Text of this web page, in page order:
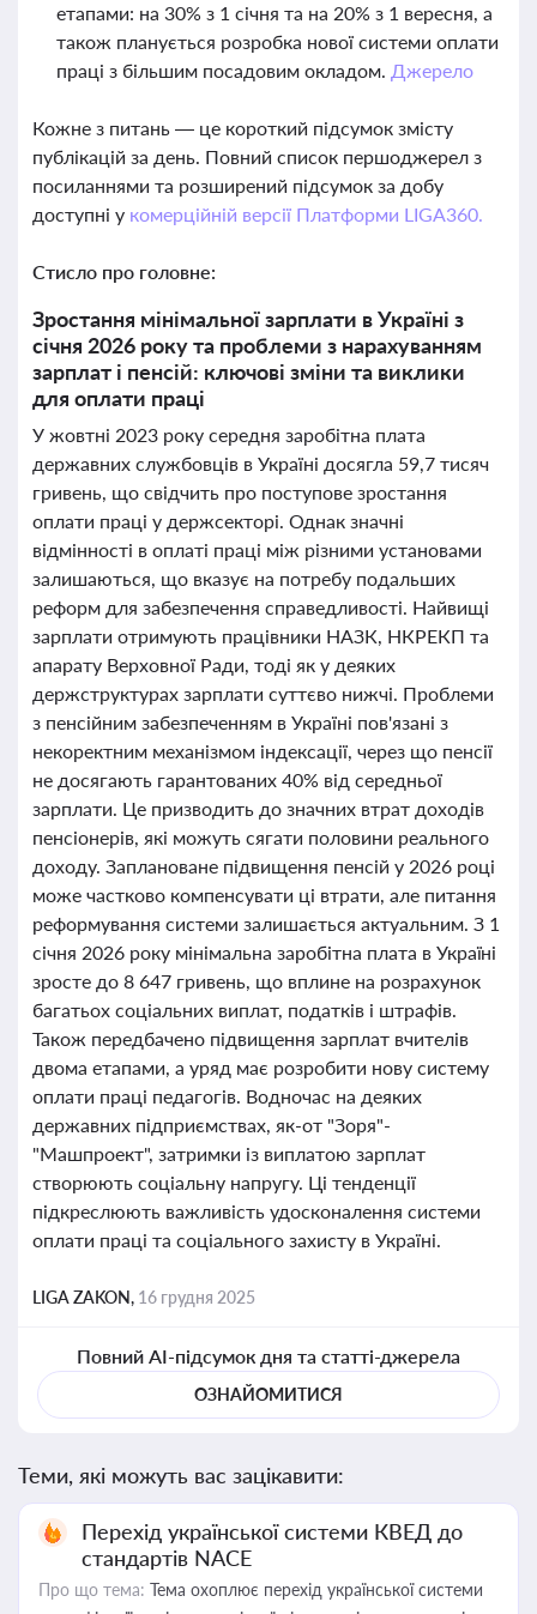
етапами: на 30% з 1 січня та на 20% з 1 вересня, а
також планується розробка нової системи оплати
праці з більшим посадовим окладом. Джерело
Кожне з питань — це короткий підсумок змісту
публікацій за день. Повний список першоджерел з
посиланнями та розширений підсумок за добу
доступні у комерційній версії Платформи LIGA360.
Стисло про головне:
Зростання мінімальної зарплати в Україні з
січня 2026 року та проблеми з нарахуванням
зарплат і пенсій: ключові зміни та виклики
для оплати праці
У жовтні 2023 року середня заробітна плата
державних службовців в Україні досягла 59,7 тисяч
гривень, що свідчить про поступове зростання
оплати праці у держсекторі. Однак значні
відмінності в оплаті праці між різними установами
залишаються, що вказує на потребу подальших
реформ для забезпечення справедливості. Найвищі
зарплати отримують працівники НАЗК, НКРЕКП та
апарату Верховної Ради, тоді як у деяких
держструктурах зарплати суттєво нижчі. Проблеми
з пенсійним забезпеченням в Україні пов'язані з
некоректним механізмом індексації, через що пенсії
не досягають гарантованих 40% від середньої
зарплати. Це призводить до значних втрат доходів
пенсіонерів, які можуть сягати половини реального
доходу. Заплановане підвищення пенсій у 2026 році
може частково компенсувати ці втрати, але питання
реформування системи залишається актуальним. З 1
січня 2026 року мінімальна заробітна плата в Україні
зросте до 8 647 гривень, що вплине на розрахунок
багатьох соціальних виплат, податків і штрафів.
Також передбачено підвищення зарплат вчителів
двома етапами, а уряд має розробити нову систему
оплати праці педагогів. Водночас на деяких
державних підприємствах, як-от "Зоря"-
"Машпроект", затримки із виплатою зарплат
створюють соціальну напругу. Ці тенденції
підкреслюють важливість удосконалення системи
оплати праці та соціального захисту в Україні.
LIGA ZAKON, 16 грудня 2025
Повний AI-підсумок дня та статті-джерела
ОЗНАЙОМИТИСЯ
Теми, які можуть вас зацікавити:
Перехід української системи КВЕД до
стандартів NACE
Про що тема: Тема охоплює перехід української системи